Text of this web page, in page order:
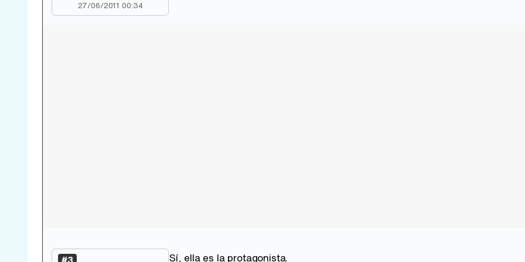
27/06/2011 00:34
Sí, ella es la protagonista.